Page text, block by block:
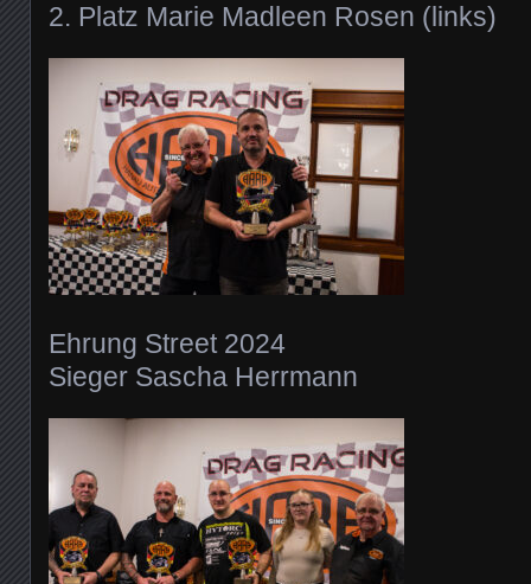
2. Platz Marie Madleen Rosen (links)
Ehrung Street 2024
Sieger Sascha Herrmann